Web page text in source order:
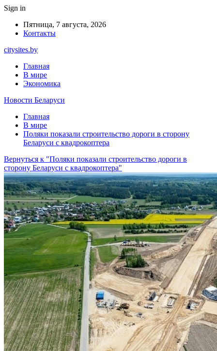
Sign in
Пятница, 7 августа, 2026
Контакты
citysites.by
Главная
В мире
Экономика
Новости Беларуси
Главная
В мире
Поляки показали строительство дороги в сторону
Беларуси с квадрокоптера
Вернуться к "Поляки показали строительство дороги в
сторону Беларуси с квадрокоптера"